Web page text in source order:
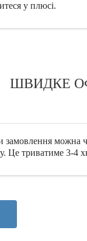
у плюсі.
ШВИДКЕ
можна
Це триватиме 3-4